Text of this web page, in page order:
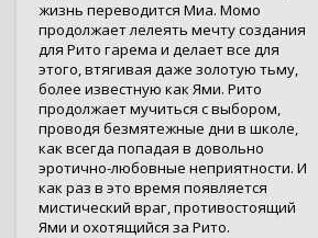
жизнь переводится Миа. Момо
продолжает лелеять мечту создания
для Рито гарема и делает все для
этого, втягивая даже золотую тьму,
более известную как Ями. Рито
продолжает мучиться с выбором,
проводя безмятежные дни в школе,
как всегда попадая в довольно
эротично-любовные неприятности. И
как раз в это время появляется
мистический враг, противостоящий
Ями и охотящийся за Рито.